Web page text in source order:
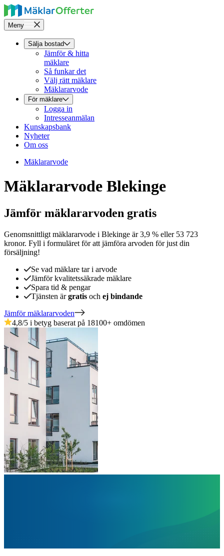
Meny
Sälja bostad
Jämför & hitta
mäklare
Så funkar det
Välj rätt mäklare
Mäklararvode
För mäklare
Logga in
Intresseanmälan
Kunskapsbank
Nyheter
Om oss
Mäklararvode
Mäklararvode Blekinge
Jämför mäklararvoden gratis
Genomsnittligt mäklararvode i Blekinge är3,9 % eller 53 723
kronor. Fyll i formuläret för att jämföra arvoden för just din
försäljning!
Se vad mäklare tar i arvode
Jämför kvalitetssäkrade mäklare
Spara tid & pengar
Tjänsten ärgratis och ej bindande
Jämför mäklararvoden
4,8/5 i betyg baserat på 18100+ omdömen